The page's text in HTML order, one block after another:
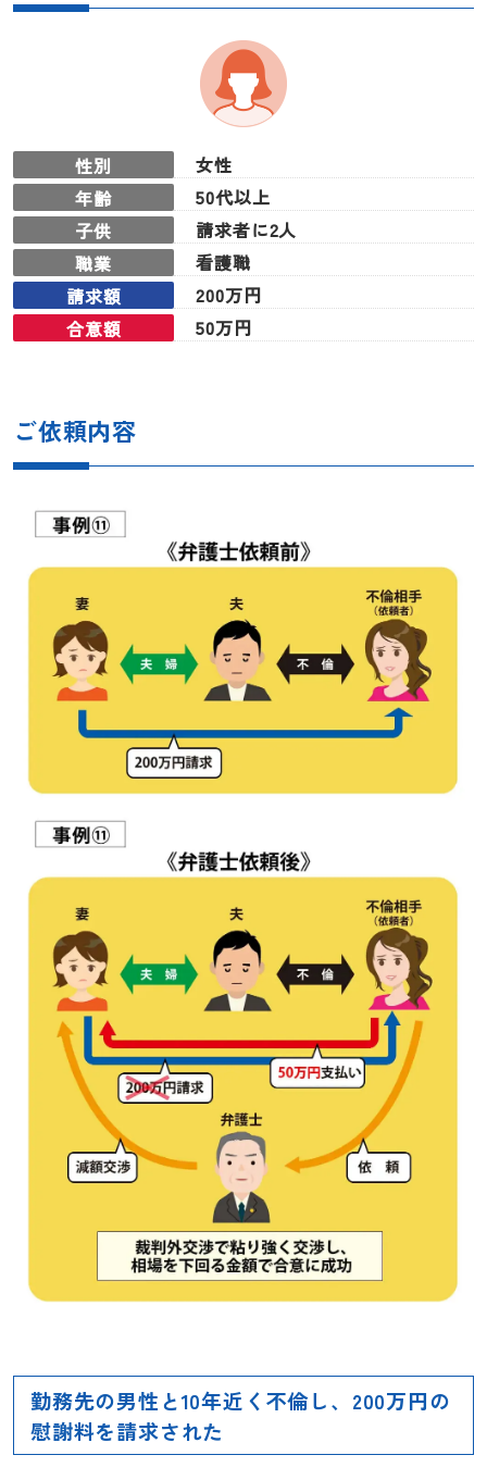
性別
女性
年齢
50代以上
子供
請求者に2人
職業
看護職
請求額
200万円
合意額
50万円
ご依頼内容
勤務先の男性と10年近く不倫し、200万円の
慰謝料を請求された